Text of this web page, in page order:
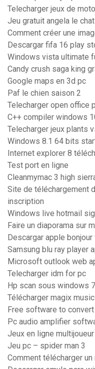
Telecharger jeux de
Jeu gratuit angela le chat
Comment créer une
Descargar fifa 16 play
Windows vista ultimate
Candy crush saga king
Google maps en 3d pc
Paf le chien saison 2
Telecharger open office
C++ compiler windows
Telecharger jeux plants
Windows 8.1 64 bits
Internet explorer 8
Test port en ligne
Cleanmymac 3 high
Site de téléchargement
inscription
Windows live hotmail
Faire un diaporama sur
Descargar apple
Samsung blu ray player
Microsoft outlook web
Telecharger idm for pc
Hp scan sous windows 7
Télécharger magix
Free software to
Pc audio amplifier
Jeux en ligne
Jeu pc – spider man 3
Comment télécharger